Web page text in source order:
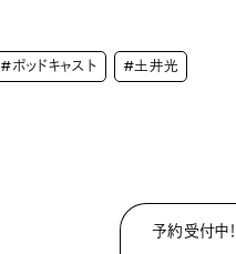
#ポッドキャスト #土井光
予約受付中